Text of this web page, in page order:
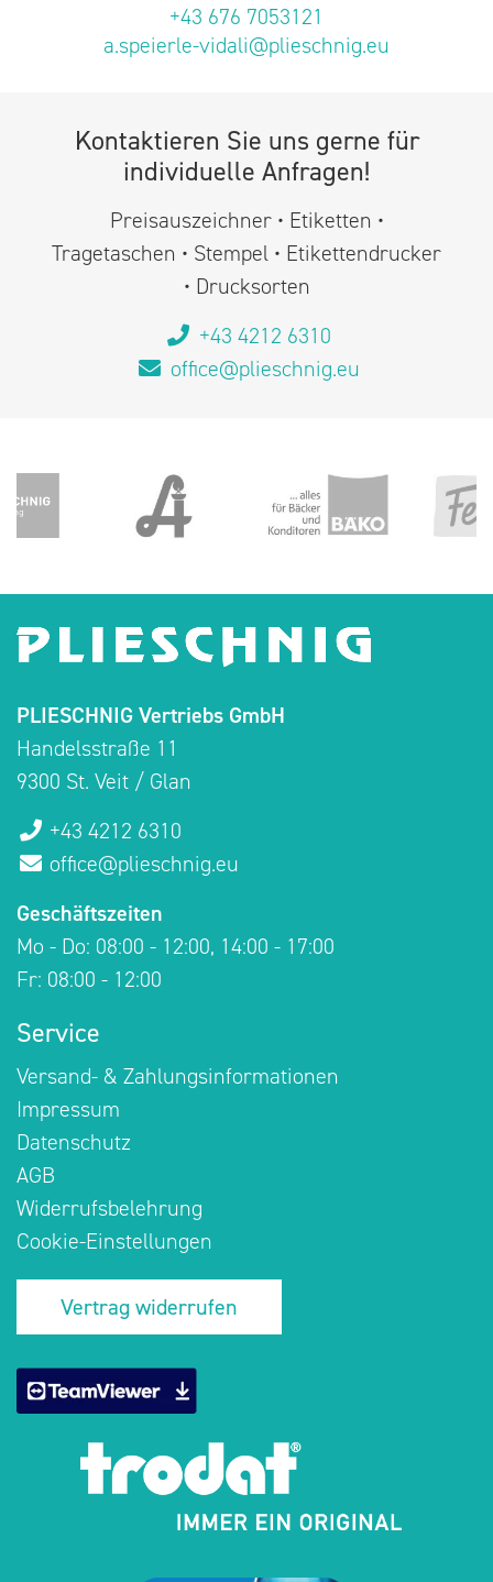
+43 676 7053121
a.speierle-vidali@plieschnig.eu
Kontaktieren Sie uns gerne für
individuelle Anfragen!
Preisauszeichner • Etiketten •
Tragetaschen • Stempel • Etikettendrucker
• Drucksorten
+43 4212 6310
office@plieschnig.eu
PLIESCHNIG Vertriebs GmbH
Handelsstraße 11
9300 St. Veit / Glan
+43 4212 6310
office@plieschnig.eu
Geschäftszeiten
Mo - Do: 08:00 - 12:00, 14:00 - 17:00
Fr: 08:00 - 12:00
Service
Versand- & Zahlungsinformationen
Impressum
Datenschutz
AGB
Widerrufsbelehrung
Cookie-Einstellungen
Vertrag widerrufen